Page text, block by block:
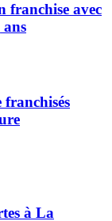
franchise avec
ans
à La